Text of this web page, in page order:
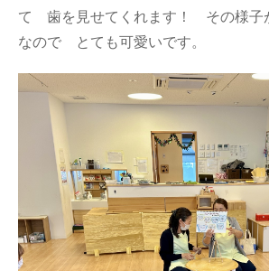
て 歯を見せてくれます！ その様子
なので とても可愛いです。